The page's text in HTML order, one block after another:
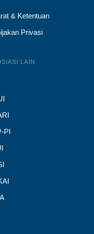
& Ketentuan
Privasi
LAIN
PI